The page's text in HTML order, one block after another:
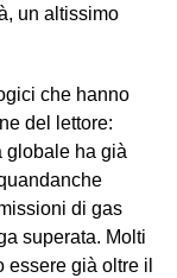
un altissimo
che hanno
del lettore:
globale ha già
di gas
superata. Molti
essere già oltre il